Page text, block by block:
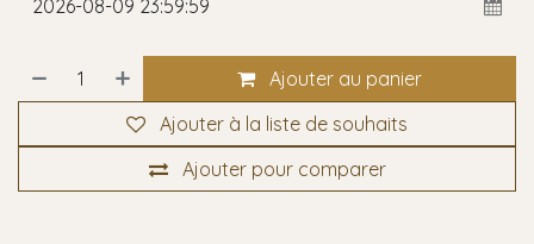
Ajouter au panier
Ajouter pour comparer
Ajouter à la liste de souhaits